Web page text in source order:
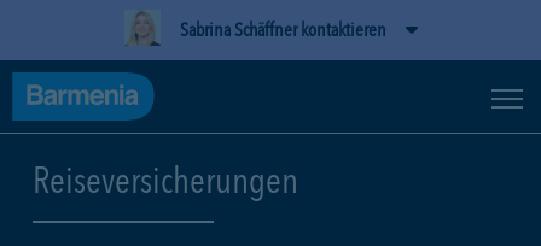
Sabrina Schäffner kontaktieren
Reiseversicherungen